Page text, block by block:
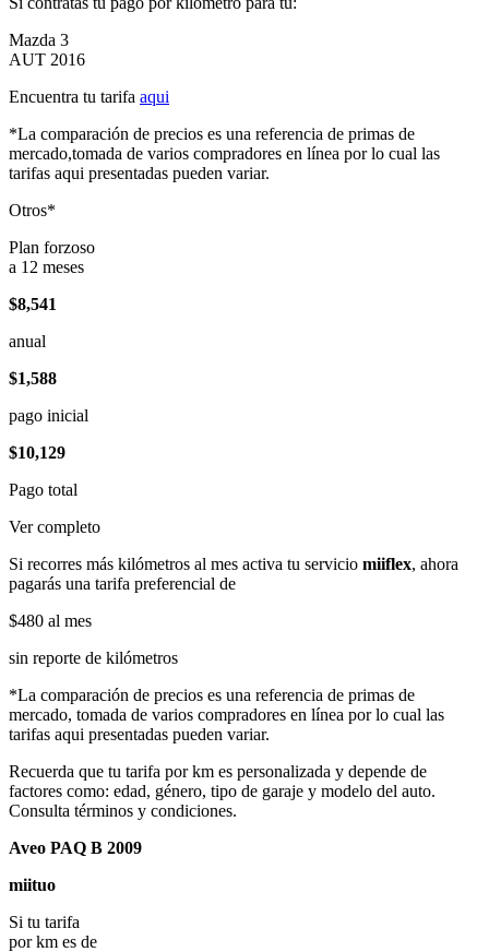
Mazda 3
AUT 2016
Encuentra tu tarifa aqui
*La comparación de precios es una referencia de primas de
mercado,tomada de varios compradores en línea por lo cual las
tarifas aqui presentadas pueden variar.
Otros*
Plan forzoso
a 12 meses
$8,541
anual
$1,588
pago inicial
$10,129
Pago total
Ver completo
Si recorres más kilómetros al mes activa tu servicio miiflex, ahora
pagarás una tarifa preferencial de
$480 al mes
sin reporte de kilómetros
*La comparación de precios es una referencia de primas de
mercado, tomada de varios compradores en línea por lo cual las
tarifas aqui presentadas pueden variar.
Recuerda que tu tarifa por km es personalizada y depende de
factores como: edad, género, tipo de garaje y modelo del auto.
Consulta términos y condiciones.
Aveo PAQ B 2009
miituo
Si tu tarifa
por km es de